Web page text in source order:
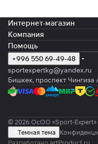
Интернет-магазин
Компания
Помощь
+996 550 69-49-48
sportexpertkg@yandex.ru
Бишкек, проспект Чингиза
© 2026 ОсОО «Sport-Expert»
Темная тема